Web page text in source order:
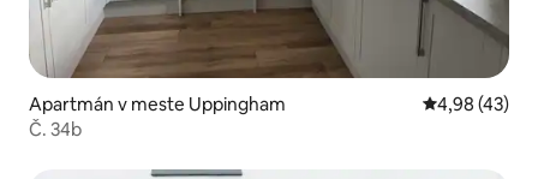
Apartmán v meste Uppingham Priemerné
4,98 (43)
Č. 34b